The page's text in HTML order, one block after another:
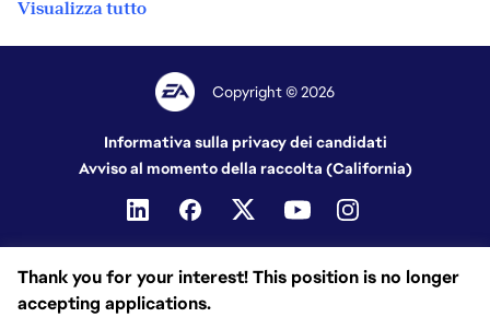
Thank you for your interest! This position is no longer
accepting applications.
Visualizza tutto
Copyright © 2026
Informativa sulla privacy dei candidati
Avviso al momento della raccolta (California)